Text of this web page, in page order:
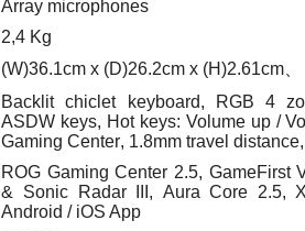
Array microphones
2,4 Kg
(W)36.1cm x (D)26.2cm x (H)2.61cm
Backlit chiclet keyboard,
RGB 4
ASDW keys, Hot keys: Volume up /
Gaming Center, 1.8mm travel distance
ROG Gaming Center 2.5, GameFirst
& Sonic Radar III , Aura Core 2.5,
Android / iOS App